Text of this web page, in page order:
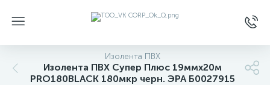
Изолента ПВХ
Изолента ПВХ Супер Плюс 19ммх20м
PRO180BLACK 180мкр черн. ЭРА Б0027915